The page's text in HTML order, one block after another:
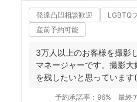
発達凸凹相談歓迎
LGBTQ
産前予約可能
3万人以上のお客様を撮影
マネージャーです。撮影
を残したいと思っていま
予約承諾率： 96% 最終